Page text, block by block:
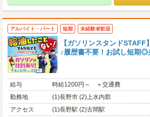
アルバイト・パート 短期 未経験者歓迎
【ガソリンスタンドSTAFF
♪履歴書不要！お試し短期
給与
時給1200円～ ＋交通費
勤務地
(1)長野市 (2)上水内郡
アクセス
(1)長野駅 (2)古間駅